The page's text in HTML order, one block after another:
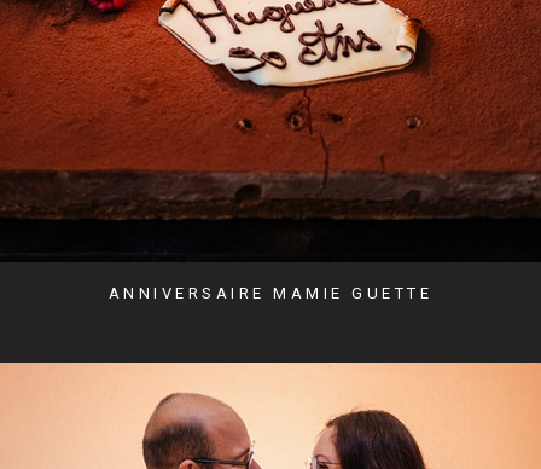
ANNIVERSAIRE MAMIE GUETTE